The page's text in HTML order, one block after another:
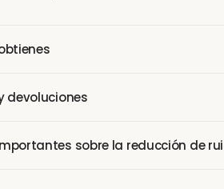
en distintos tamaños (XS, S, M, L),
devoluciones
sin cuestionamiento, sin
sobre la reducción de